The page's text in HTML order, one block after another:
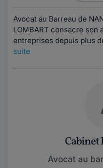
Avocat au Barreau de
LOMBART consacre son
entreprises depuis plus
suite
Cabinet
Avocat au